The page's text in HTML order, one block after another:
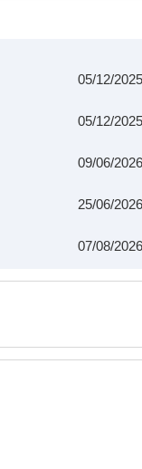
05/12/2025
05/12/2025
09/06/2026
25/06/2026
07/08/2026